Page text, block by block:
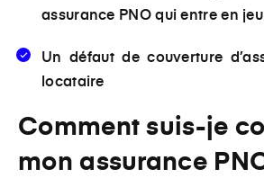
assurance PNO qui entre en jeu
Un défaut de couverture
locataire
Comment suis-je
mon assurance